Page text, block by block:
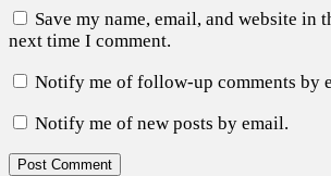
Save my name, email, and website in
next time I comment.
Notify me of follow-up comments by
Notify me of new posts by email.